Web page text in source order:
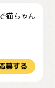
猫ちゃん
募する